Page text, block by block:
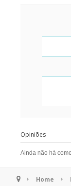
Opiniões
Ainda não há
Home